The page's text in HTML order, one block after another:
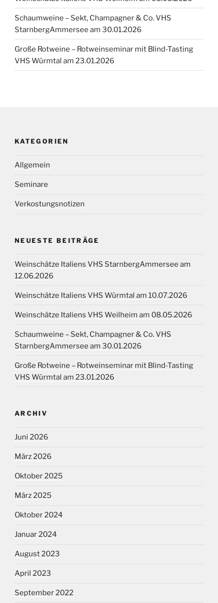
Schaumweine – Sekt, Champagner & Co. VHS
StarnbergAmmersee am 30.01.2026
Große Rotweine – Rotweinseminar mit Blind-Tasting
VHS Würmtal am 23.01.2026
KATEGORIEN
Allgemein
Seminare
Verkostungsnotizen
NEUESTE BEITRÄGE
Weinschätze Italiens VHS StarnbergAmmersee am
12.06.2026
Weinschätze Italiens VHS Würmtal am 10.07.2026
Weinschätze Italiens VHS Weilheim am 08.05.2026
Schaumweine – Sekt, Champagner & Co. VHS
StarnbergAmmersee am 30.01.2026
Große Rotweine – Rotweinseminar mit Blind-Tasting
VHS Würmtal am 23.01.2026
ARCHIV
Juni 2026
März 2026
Oktober 2025
März 2025
Oktober 2024
Januar 2024
August 2023
April 2023
September 2022